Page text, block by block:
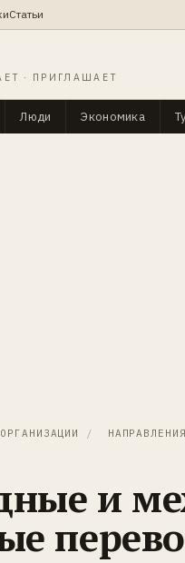
Статьи
· ПРИГЛАШАЕТ
Люди Экономика
/
и